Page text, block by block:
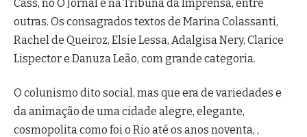
Cass, no O Jornal e na Tribuna da Imprensa, entre
outras. Os consagrados textos de Marina Colassanti,
Rachel de Queiroz, Elsie Lessa, Adalgisa Nery, Clarice
Lispector e Danuza Leão, com grande categoria.
O colunismo dito social, mas que era de variedades e
da animação de uma cidade alegre, elegante,
cosmopolita como foi o Rio até os anos noventa, ,